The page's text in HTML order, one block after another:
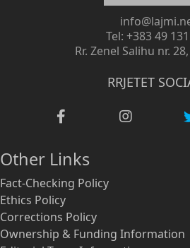
Tel: +383 49
Rr. Zenel Salihu nr.
RRJETET
Other Links
Fact-Checking Policy
Ethics Policy
Corrections Policy
Ownership & Funding Information